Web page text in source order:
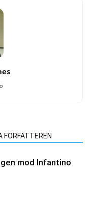
FORFATTEREN
mod Infantino